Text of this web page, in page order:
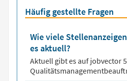
Häufig gestellte Fragen
Wie viele
es aktuell?
Aktuell gibt es auf jobvector